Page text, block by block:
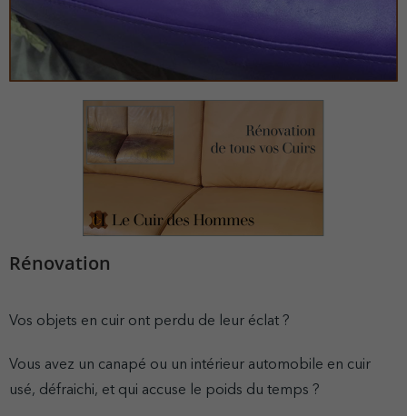
Rénovation
Vos objets en cuir ont perdu de leur éclat ?
Vous avez un canapé ou un intérieur automobile en cuir
usé, défraichi, et qui accuse le poids du temps ?